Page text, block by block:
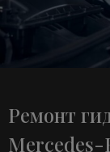
Ремонт
Mercedes-